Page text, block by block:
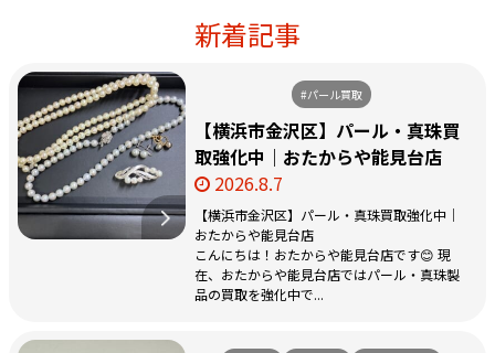
新着記事
#パール買取
【横浜市金沢区】パール・真珠買
取強化中｜おたからや能見台店
2026.8.7
【横浜市金沢区】パール・真珠買取強化中｜
おたからや能見台店
こんにちは！おたからや能見台店です😊 現
在、おたからや能見台店ではパール・真珠製
品の買取を強化中で...